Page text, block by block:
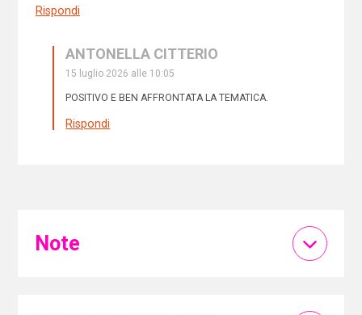
Rispondi
ANTONELLA CITTERIO
15 luglio 2026 alle 10:05
POSITIVO E BEN AFFRONTATA LA TEMATICA.
Rispondi
Note